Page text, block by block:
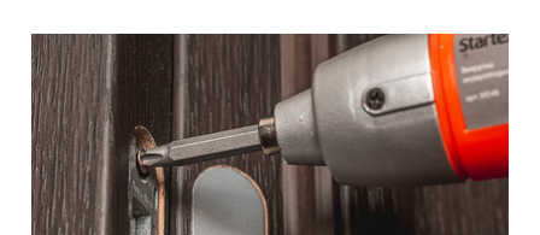
استخدام
الانتقالات
بفعالية
كلمات
الانتقال
الأكاديمي
إضافة
كلمات